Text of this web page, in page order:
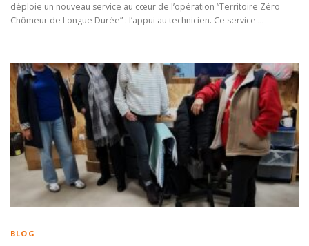
déploie un nouveau service au cœur de l’opération “Territoire Zéro
Chômeur de Longue Durée” : l’appui au technicien. Ce service …
BLOG